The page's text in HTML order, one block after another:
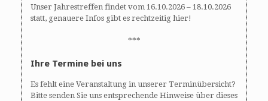
Unser Jahrestreffen findet vom 16.10.2026 – 18.10.2026
statt, genauere Infos gibt es rechtzeitig hier!
***
Ihre Termine bei uns
Es fehlt eine Veranstaltung in unserer Terminübersicht?
Bitte senden Sie uns entsprechende Hinweise über dieses